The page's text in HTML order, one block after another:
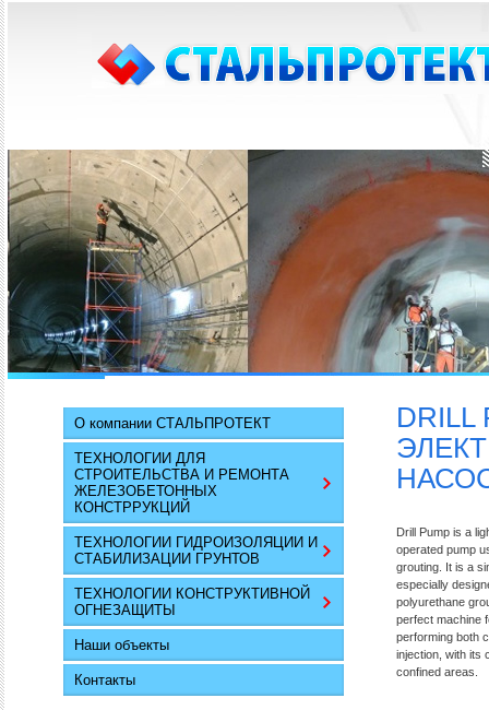
О компании СТАЛЬПРОТЕКТ
ТЕХНОЛОГИИ ДЛЯ
СТРОИТЕЛЬСТВА И РЕМОНТА
ЖЕЛЕЗОБЕТОННЫХ
КОНСТРРУКЦИЙ
ТЕХНОЛОГИИ ГИДРОИЗОЛЯЦИИ И
СТАБИЛИЗАЦИИ ГРУНТОВ
ТЕХНОЛОГИИ КОНСТРУКТИВНОЙ
ОГНЕЗАЩИТЫ
Наши объекты
Контакты
DRILL
Drill Pump is a
operated pump
grouting. It is a
especially
polyurethane
perfect machine
performing both
injection, with its
confined areas.